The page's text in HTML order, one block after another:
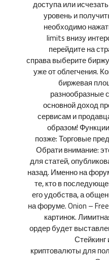
доступа или
уровень и
необходимо
limits внизу
перейдите на
справа выберите
уже от облегчения.
биржевая
основной доход
сервисам и
образом!
позже: Торговые
Обрати внимание:
для статей,
назад. Именно на
те, кто в
его удобства, а
на форуме. Onion –
картинок.
ордер будет
криптовалюты для